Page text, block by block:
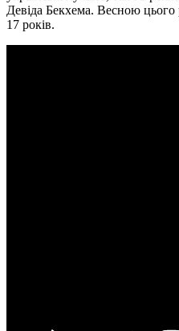
Девіда Бекхема. Весною
17 років.